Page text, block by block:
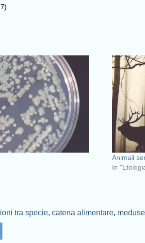
Animali
In
tra specie, catena alimentare, meduse